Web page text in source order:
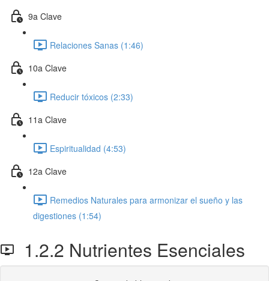
9a Clave
Relaciones Sanas (1:46)
10a Clave
Reducir tóxicos (2:33)
11a Clave
Espiritualidad (4:53)
12a Clave
Remedios Naturales para armonizar el sueño y las
digestiones (1:54)
1.2.2 Nutrientes Esenciales